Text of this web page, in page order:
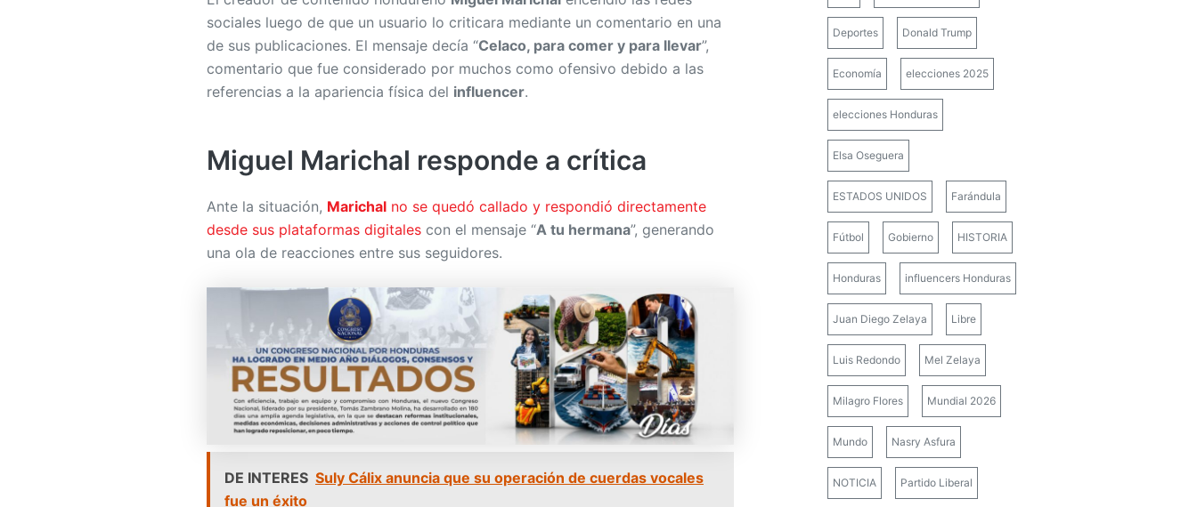
comentario que fue considerado por muchos como ofensivo debido a las
referencias a la apariencia física del
influencer
Miguel Marichal responde a crítica
Ante la situación, Marichal no se quedó callado y respondió directamente
desde sus plataformas digitalescon el mensaje “A tu hermana”, generando
una ola de reacciones entre sus seguidores.
DE INTERES Suly Cálix anuncia que su operación de cuerdas vocales
Además, usuarios en redes sociales señalaron que nadie debería ser objeto
Deportes Donald Trump
Economía elecciones 2025
elecciones Honduras
Elsa Oseguera
ESTADOS UNIDOS Farándula
Fútbol Gobierno HISTORIA
Honduras influencers Honduras
Juan Diego Zelaya Libre
Luis Redondo Mel Zelaya
Milagro Flores Mundial 2026
Mundo Nasry Asfura
NOTICIA Partido Liberal